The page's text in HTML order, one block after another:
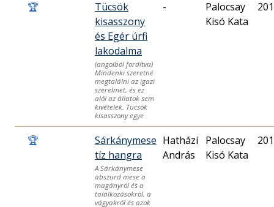
🏆
Tücsök
kisasszony
és Egér úrfi
lakodalma
(angolból fordítva)
Mindenki szeretné
megtalálni az igazi
szerelmet, és ez
alól az állatok sem
kivételek. Tücsök
kisasszony egye
-
Palocsay
Kisó Kata
🏆
Sárkánymese
tíz hangra
A Sárkánymese
abszurd mese a
magányról és a
találkozásokról, a
vágyakról és azok
Hatházi
András
Palocsay
Kisó Kata